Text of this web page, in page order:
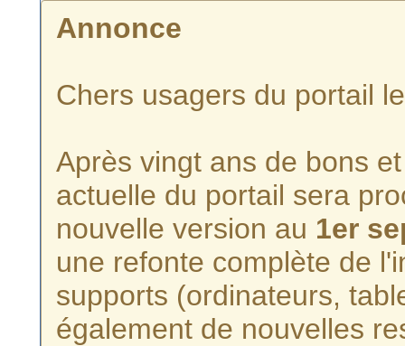
Annonce
Chers usagers du portail
Après vingt ans de bons
actuelle du portail sera
nouvelle version au 1er
une refonte complète de
supports (ordinateurs,
également de nouvelles